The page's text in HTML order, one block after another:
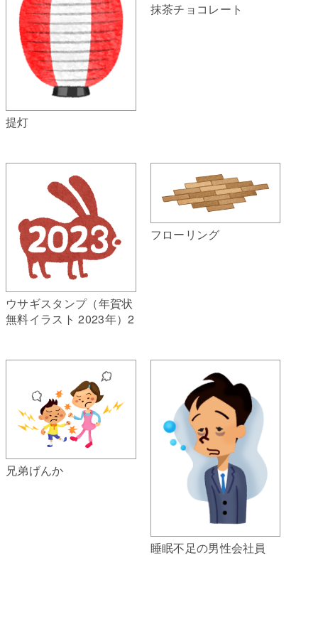
提灯
抹茶チョコレート
ウサギスタンプ（年賀状
無料イラスト 2023年）2
フローリング
兄弟げんか
睡眠不足の男性会社員